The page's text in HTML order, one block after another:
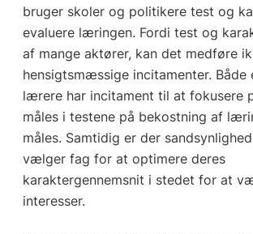
bruger skoler og politikere test og
evaluere læringen. Fordi test og
af mange aktører, kan det medføre
hensigtsmæssige incitamenter. Både
lærere har incitament til at fokusere
måles i testene på bekostning af
måles. Samtidig er der
vælger fag for at optimere deres
karaktergennemsnit i stedet for at
interesser.